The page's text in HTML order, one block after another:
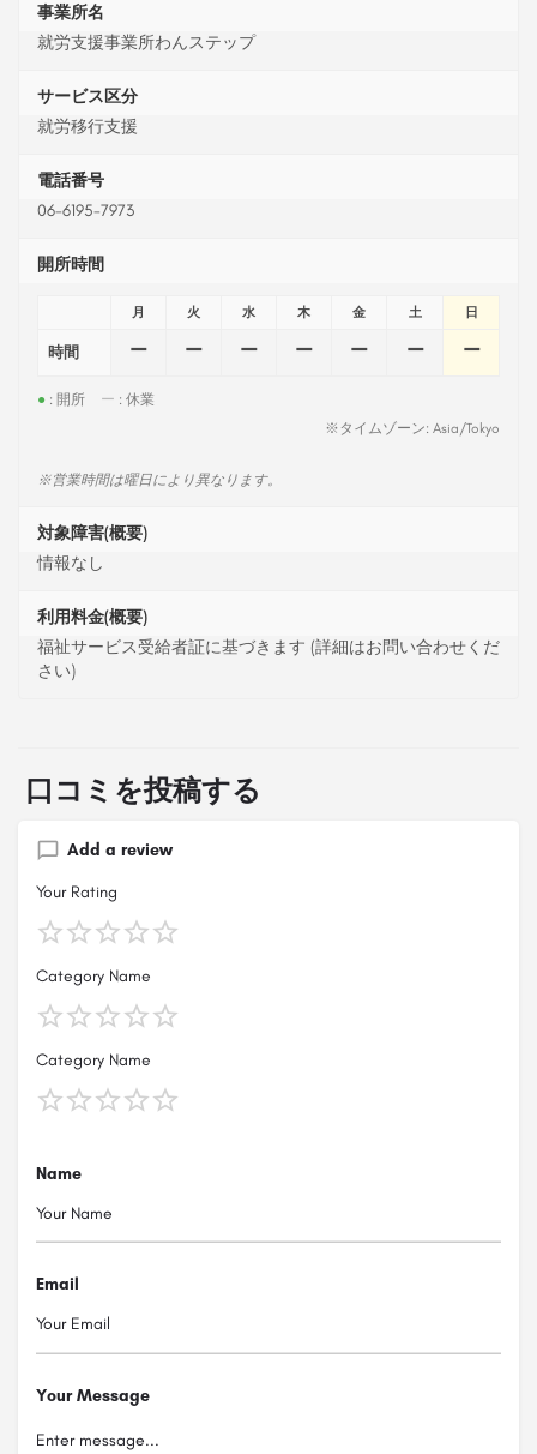
事業所名
就労支援事業所わんステップ
サービス区分
就労移行支援
電話番号
06-6195-7973
開所時間
月 火 水 木 金 土 日
時間 ー ー ー ー ー ー ー
● : 開所 ー : 休業
※タイムゾーン: Asia/Tokyo
※営業時間は曜日により異なります。
対象障害(概要)
情報なし
利用料金(概要)
福祉サービス受給者証に基づきます (詳細はお問い合わせくだ
さい)
口コミを投稿する
Add a review
Your Rating
Category Name
Category Name
Name
Email
Your Message